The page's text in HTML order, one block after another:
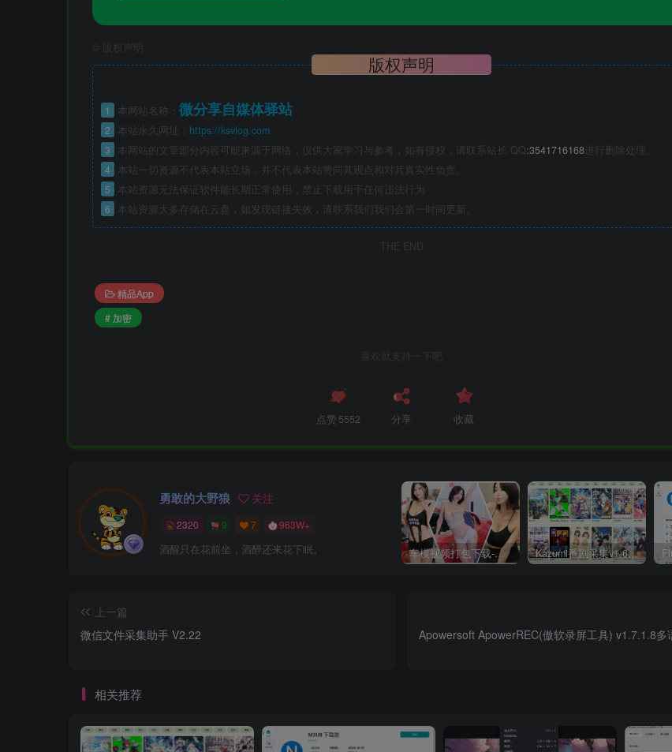
版权声明
版权声明
1 本网站名称： 微分享自媒体驿站
2 本站永久网址： https://ksvlog.com
3 本网站的文章部分内容可能来源于网络，仅供大家学习与参考，如有侵权，请联系站长 QQ:3541716168进行删除处理。
4 本站一切资源不代表本站立场，并不代表本站赞同其观点和对其真实性负责。
5 本站资源无法保证软件能长期正常使用，禁止下载用于任何违法行为
6 本站资源大多存储在云盘，如发现链接失效，请联系我们我们会第一时间更新。
THE END
精品App
# 加密
喜欢就支持一下吧
点赞 5552 分享 收藏
勇敢的大野狼 关注
2320 9 7 963W+
酒醒只在花前坐，酒醉还来花下眠。 车模视频打包下载-高清无水印版 Kazumi番剧采集v1.6.9：支持自定义规则+在线观看+弹幕，跨平台下载
上一篇
微信文件采集助手 V2.22
Apowersoft ApowerREC(傲软录屏工具) v1.7.1.8多
相关推荐